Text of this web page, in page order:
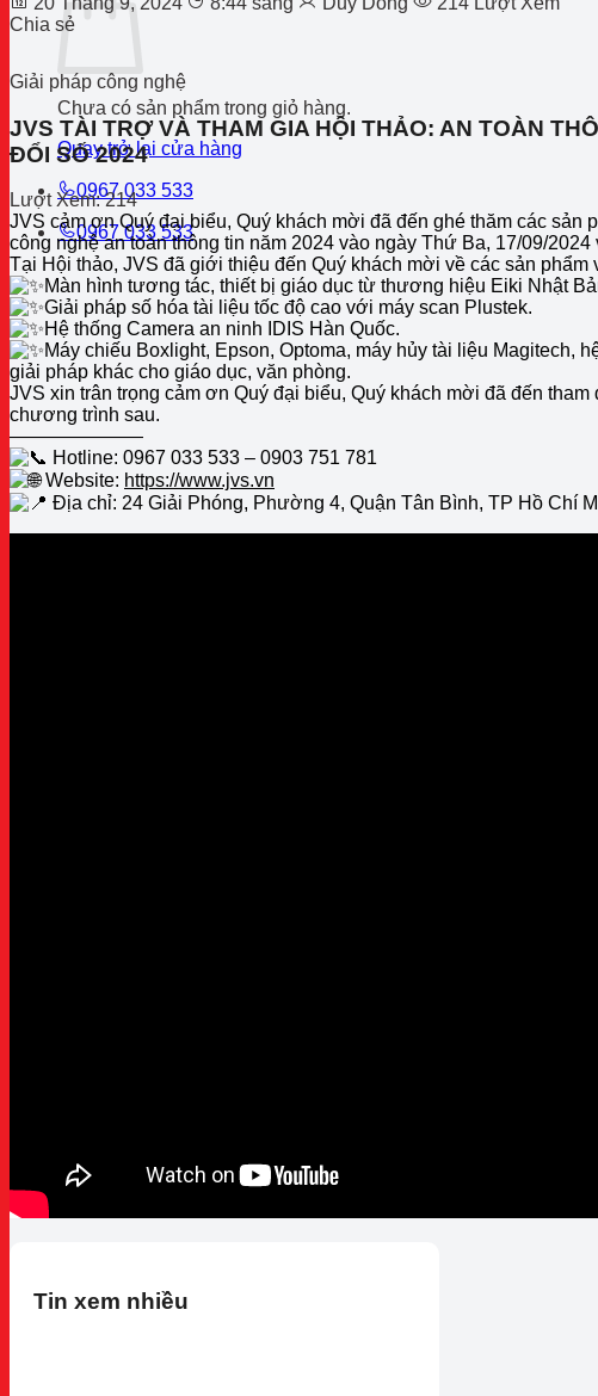
Chưa có sản phẩm trong giỏ hàng.
Quay trở lại cửa hàng
0967 033 533
0967 033 533
Chia sẻ
Giải pháp công nghệ
JVS TÀI TRỢ VÀ THAM GIA HỘI THẢO: AN TOÀN
ĐỔI SỐ 2024
Lượt Xem: 214
JVS cảm ơn Quý đại biểu, Quý khách mời đã đến ghé thăm các sản
công nghệ an toàn thông tin năm 2024 vào ngày Thứ Ba, 17/09/2024
Tại Hội thảo, JVS đã giới thiệu đến Quý khách mời về các sản phẩm
Màn hình tương tác, thiết bị giáo dục từ thương hiệu Eiki Nhật
Giải pháp số hóa tài liệu tốc độ cao với máy scan Plustek.
Hệ thống Camera an ninh IDIS Hàn Quốc.
Máy chiếu Boxlight, Epson, Optoma, máy hủy tài liệu Magitech,
giải pháp khác cho giáo dục, văn phòng.
JVS xin trân trọng cảm ơn Quý đại biểu, Quý khách mời đã đến
chương trình sau.
———————
Hotline: 0967 033 533 – 0903 751 781
Website: https://www.jvs.vn
Địa chỉ: 24 Giải Phóng, Phường 4, Quận Tân Bình, TP Hồ Chí
Tin xem nhiều